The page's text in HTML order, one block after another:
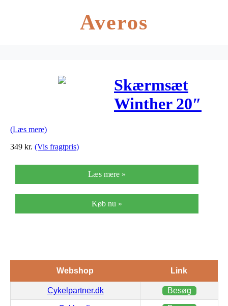
Averos
Skærmsæt
Winther 20″
Stivere
(Læs mere)
349 kr. (Vis fragtpris)
Læs mere »
Køb nu »
Webshop Link
Cykelpartner.dk Besøg